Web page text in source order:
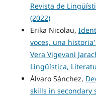
Revista de
(2022)
Erika Nicolau,
voces, una
Vera Vigevani
Lingüística,
Álvaro Sánchez,
skills in secondary